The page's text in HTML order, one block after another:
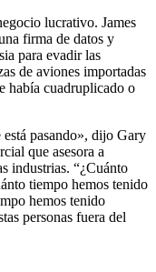
lucrativo. James
firma de datos y
para evadir las
de aviones importadas
había cuadruplicado o
pasando», dijo Gary
que asesora a
industrias. “¿Cuánto
tiempo hemos tenido
hemos tenido
personas fuera del